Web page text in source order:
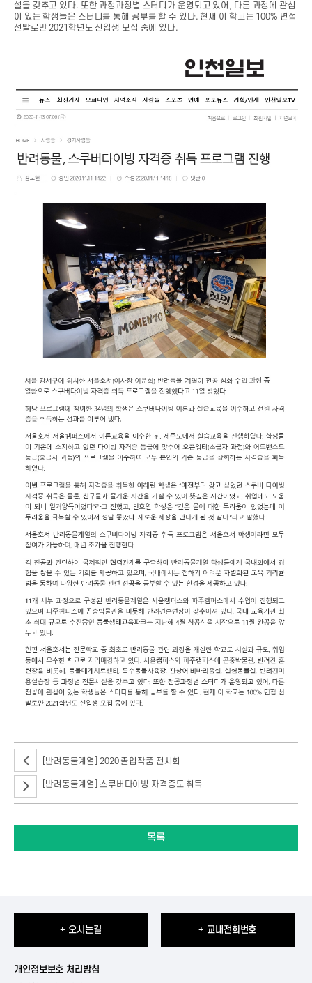
설을 갖추고 있다. 또한 과정과정별 스터디가 운영되고 있어, 다른 과정에 관심
이 있는 학생들은 스터디를 통해 공부를 할 수 있다. 현재 이 학교는 100% 면접
선발로만 2021학년도 신입생 모집 중에 있다.
[반려동물계열] 2020 졸업작품 전시회
[반려동물계열] 스쿠버다이빙 자격증도 취득
목록
+ 오시는길 + 교내전화번호
개인정보보호 처리방침